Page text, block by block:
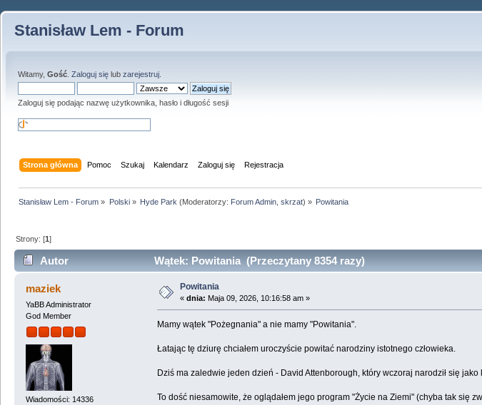
Stanisław Lem - Forum
Witamy, Gość Zaloguj się lub zarejestruj
Zaloguj się podając nazwę użytkownika, hasło i długość sesji
Strona główna Pomoc Szukaj Kalendarz Zaloguj się Rejestracja
Stanisław Lem - Forum » Polski» Hyde Park (Moderatorzy: Forum Admin, skrzat) » Powitania
Strony: [1]
Autor Wątek: Powitania (Przeczytany 8354 razy)
maziek
YaBB Administrator
God Member
Wiadomości: 14336
Powitania
« dnia: Maja 09, 2026, 10:16:58 am »
Mamy wątek "Pożegnania" a nie mamy "Powitania".
Łatając tę dziurę chciałem uroczyście powitać narodziny istotnego człowieka.
Dziś ma zaledwie jeden dzień - David Attenborough, który wczoraj narodził się jako
To dość niesamowite, że oglądałem jego program "Życie na Ziemi" (chyba tak się